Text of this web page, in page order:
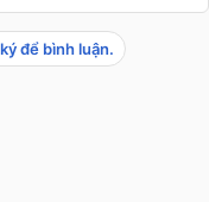
để bình luận.